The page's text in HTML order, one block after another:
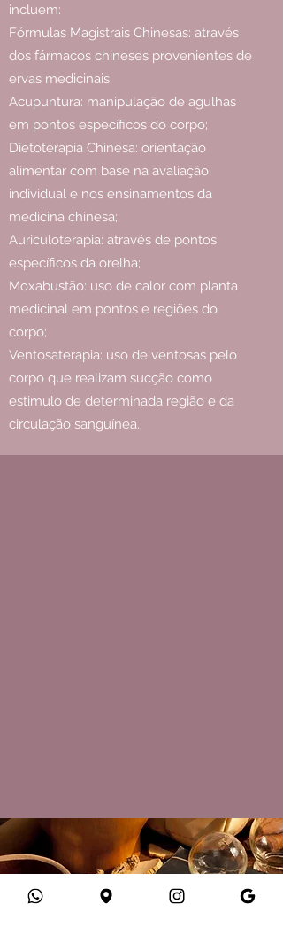
incluem:
Fórmulas Magistrais Chinesas: através
dos fármacos chineses provenientes de
ervas medicinais;
Acupuntura: manipulação de agulhas
em pontos específicos do corpo;
Dietoterapia Chinesa: orientação
alimentar com base na avaliação
individual e nos ensinamentos da
medicina chinesa;
Auriculoterapia: através de pontos
específicos da orelha;
Moxabustão: uso de calor com planta
medicinal em pontos e regiões do
corpo;
Ventosaterapia: uso de ventosas pelo
corpo que realizam sucção como
estimulo de determinada região e da
circulação sanguínea.